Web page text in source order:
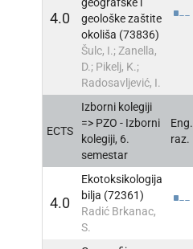
4.0
geološke zaštite
okoliša (73836)
Šulc, I.; Zanella,
D.; Pikelj, K.;
Radosavljević, I.
ECTS
Izborni kolegiji
=> PZO - Izborni
kolegiji, 6.
semestar
Eng.
raz.
4.0
Ekotoksikologija
bilja (72361)
Radić Brkanac,
S.